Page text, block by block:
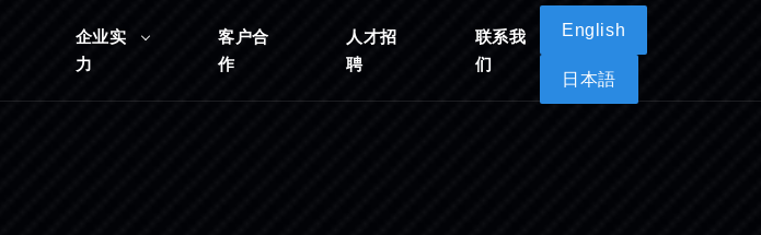
企业实
力
客户合
作
人才招
聘
联系我
们
English
日本語